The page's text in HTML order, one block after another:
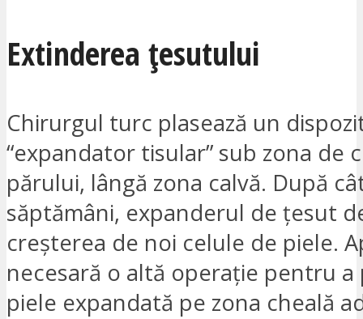
Extinderea țesutului
Chirurgul turc plasează un
“expandator tisular” sub zona de
părului, lângă zona calvă. După
săptămâni, expanderul de țesut
creșterea de noi celule de piele.
necesară o altă operație pentru a
piele expandată pe zona cheală